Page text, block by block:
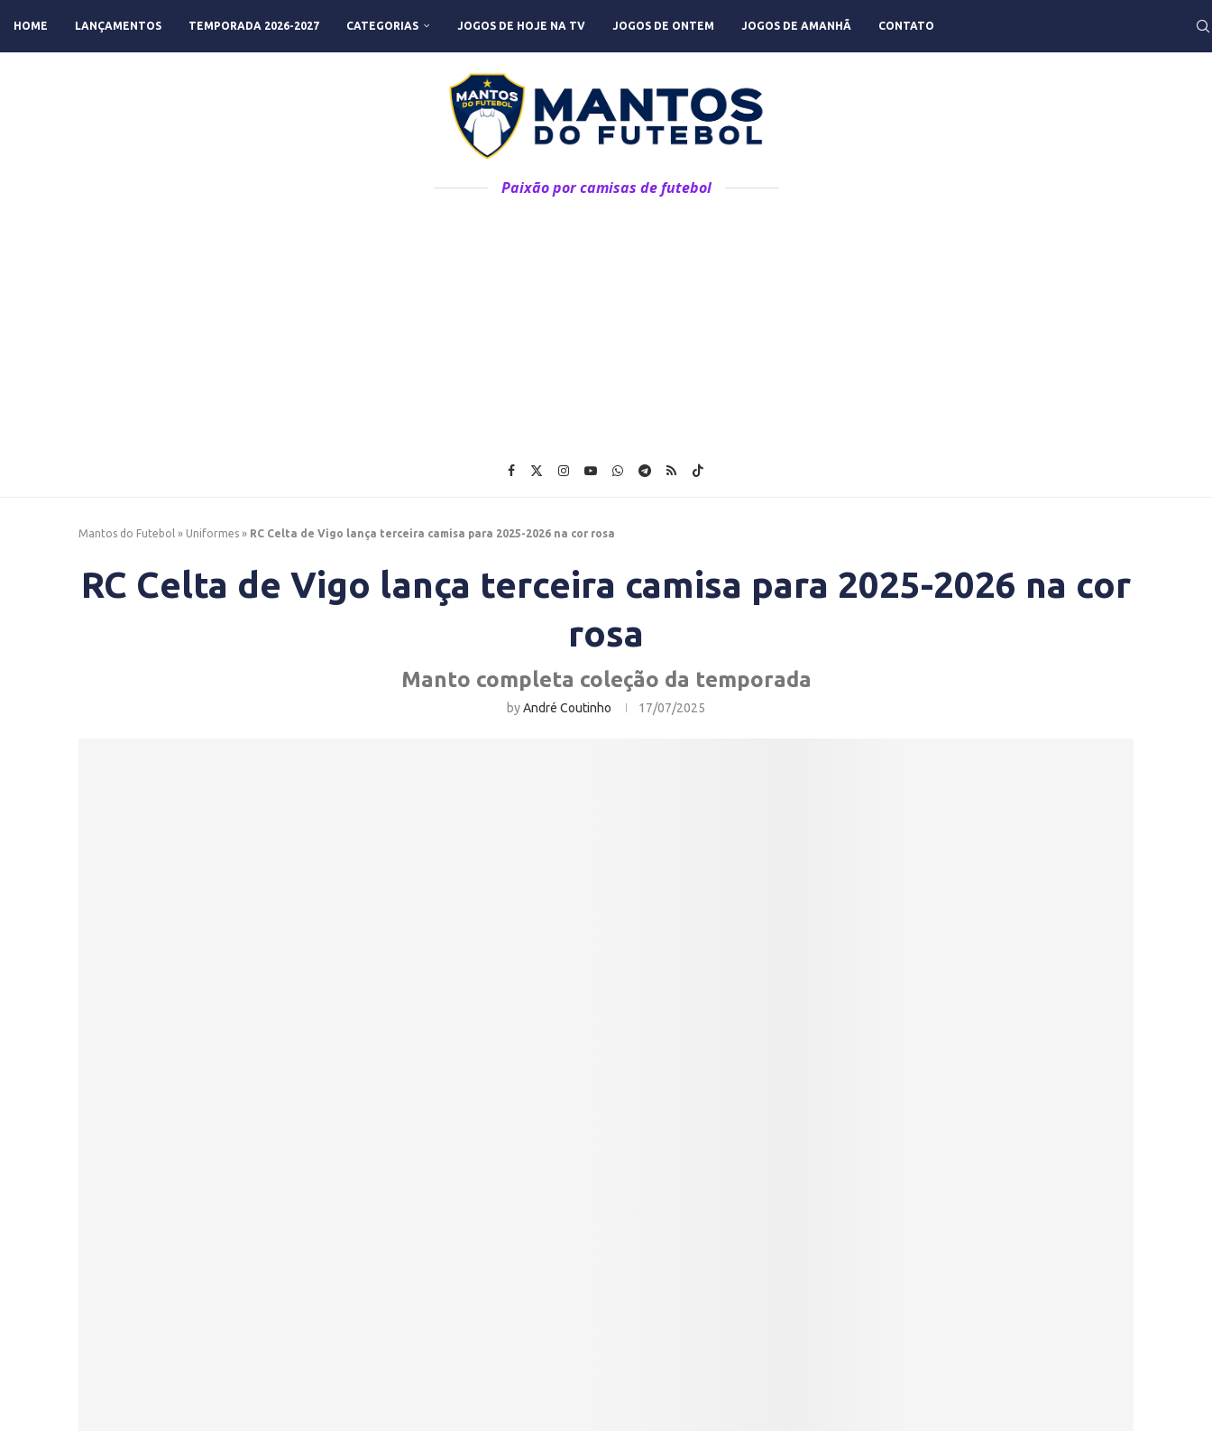
HOME LANÇAMENTOS TEMPORADA 2026-2027 CATEGORIAS JOGOS DE HOJE NA TV JOGOS DE ONTEM JOGOS DE AMANHÃ CONTATO
Paixão por camisas de futebol
Mantos do Futebol » Uniformes » RC Celta de Vigo lança terceira camisa para 2025-2026 na cor rosa
RC Celta de Vigo lança terceira camisa para 2025-2026 na cor
rosa
Manto completa coleção da temporada
byAndré Coutinho 17/07/2025